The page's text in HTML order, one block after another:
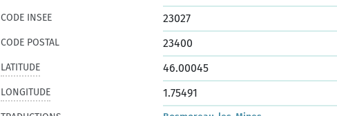
CODE INSEE 23027
CODE POSTAL 23400
LATITUDE 46.00045
LONGITUDE 1.75491